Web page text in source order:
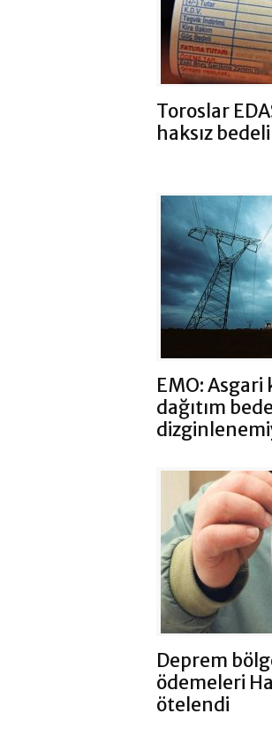
Toroslar
haksız
EMO:
dağıtım
Deprem
ödemeleri
ötelendi